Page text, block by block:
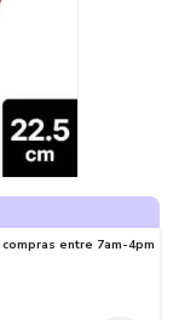
entre 7am-4pm